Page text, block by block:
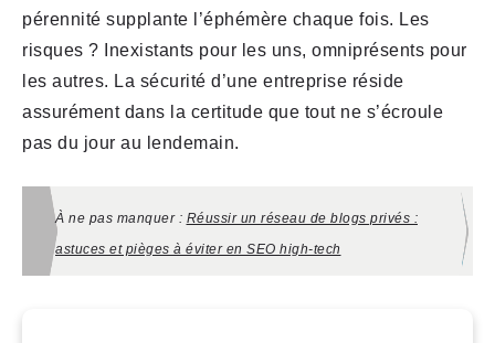
pérennité supplante l’éphémère chaque fois. Les
risques ? Inexistants pour les uns, omniprésents pour
les autres. La sécurité d’une entreprise réside
assurément dans la certitude que tout ne s’écroule
pas du jour au lendemain.
À ne pas manquer : Réussir un réseau de blogs privés :
astuces et pièges à éviter en SEO high-tech